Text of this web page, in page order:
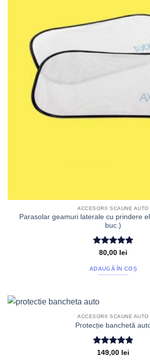
ACCESORII SCAUNE AUTO
Parasolar geamuri laterale cu prindere
buc.)
Evaluat la
80,00 lei
ADAUGĂ ÎN COȘ
ACCESORII SCAUNE AUTO
Protecție banchetă
Evaluat la
149,00 lei